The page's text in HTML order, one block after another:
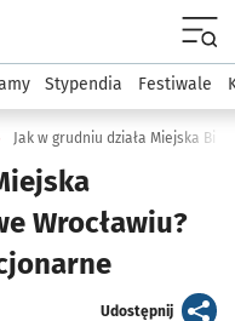
Kultura
Stypendia Festiwale
Wrocławiu?
Udostępnijartykuł